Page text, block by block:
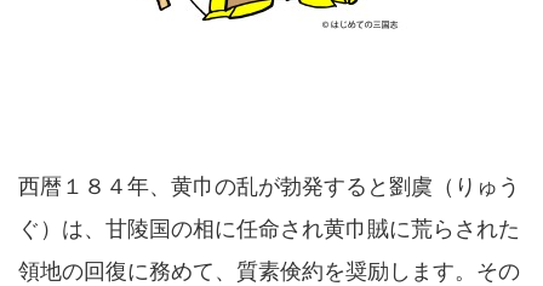
西暦１８４年、黄巾の乱が勃発すると劉虞（りゅう
ぐ）は、甘陵国の相に任命され黄巾賊に荒らされた
領地の回復に務めて、質素倹約を奨励します。その